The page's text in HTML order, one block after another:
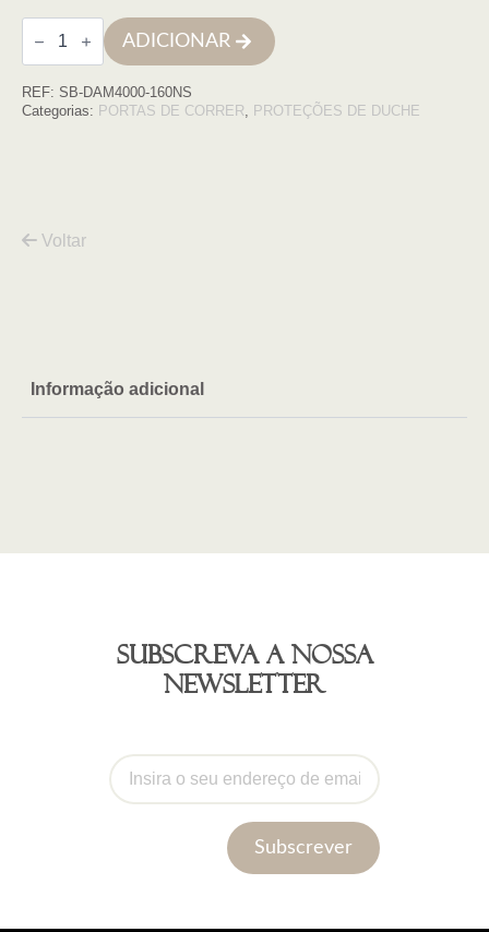
Quantidade
de
Frontal
Damasco
160cm,
ADICIONAR
REF: SB-DAM4000-160NS
Categorias: PORTAS DE CORRER, PROTEÇÕES DE DUCHE
Voltar
Informação adicional
Subscreva a nossa
newsletter
Subscrever